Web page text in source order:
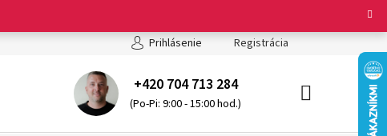
Podmienky ochrany osobných údajov
Prihlásenie Registrácia
+420 704 713 284
(Po-Pi: 9:00 - 15:00 hod.)